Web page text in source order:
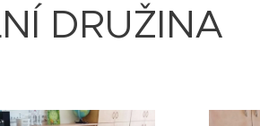
DRUŽINA